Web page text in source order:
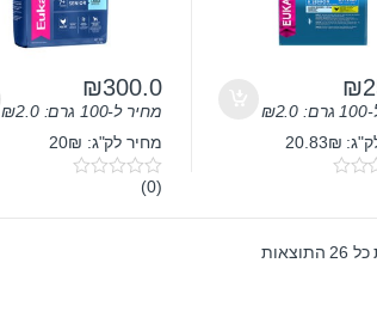
₪
₪2.0
₪300.0
מחיר ל-100 גרם: ₪2.0
מחיר לק"ג: 20₪
0
u
(0)